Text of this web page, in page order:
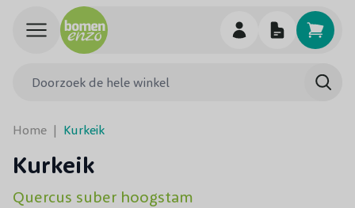
Ga naar de inhoud
Home | Kurkeik
Kurkeik
Quercus suber hoogstam